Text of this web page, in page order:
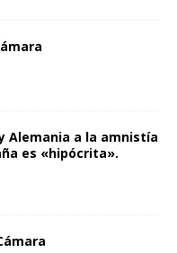
Alemania a la amnistía
es «hipócrita».